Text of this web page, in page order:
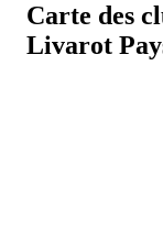
Carte des
Livarot